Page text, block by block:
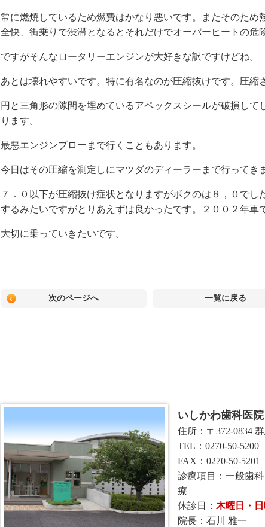
常に燃焼しているため燃費はかなり悪いです。またそのため
全快、街乗りで渋滞となるとそれだけでオーバーヒートの危
ですがそんなロータリーエンジンが大好きな訳ですけどね。
あとは壊れやすいです。特に有名なのが圧縮抜けです。圧縮
円と三角形の隙間を埋めているアペックスシールが破損し
ります。
最悪エンジンブローまで行くこともあります。
今日はその圧縮を測定しにマツダのディーラーまで行ってき
７．０以下が圧縮抜け症状となりますがボクのは８，０で
するみたいですがとりあえずは良かったです。２００２年車
大切に乗っていきたいです。
次のページへ 一覧に戻る
いしかわ歯科医院
住所：〒372-0834
TEL：0270-50-5200
FAX：0270-50-5201
診療項目：一般歯
療
休診日：木曜日・
院長：石川 雅一